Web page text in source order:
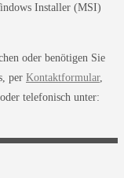
Installer (MSI)
oder benötigen Sie
per Kontaktformular,
oder telefonisch unter: